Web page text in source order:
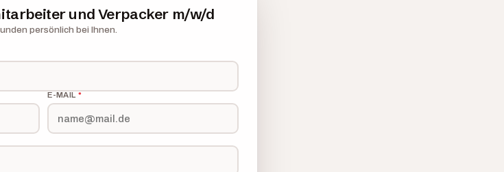
und Verpacker m/w/d
persönlich bei Ihnen.
E-MAIL *